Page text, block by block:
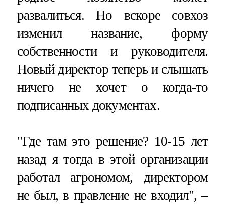
развалиться. Но вскоре совхоз
изменил название, форму
собственности и руководителя.
Новый директор теперь и слышать
ничего не хочет о когда-то
подписанных документах.
"Где там это решение? 10-15 лет
назад я тогда в этой организации
работал агрономом, директором
не был, в правление не входил", –